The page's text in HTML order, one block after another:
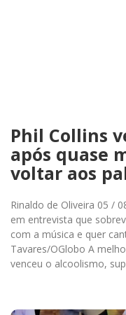
Phil Collins
após quase
voltar aos
Rinaldo de Oliveira 05 /
em entrevista que
com a música e quer
Tavares/OGlobo A
venceu o alcoolismo,